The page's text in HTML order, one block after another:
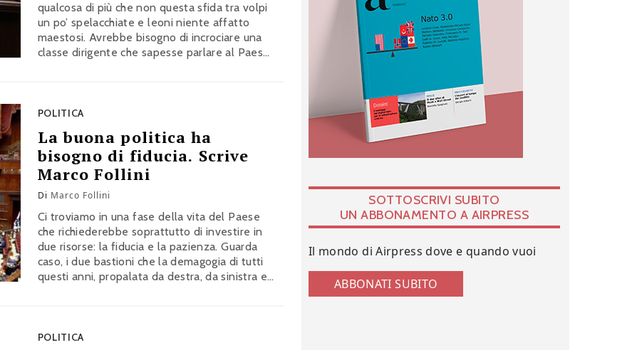
qualcosa di più che non questa sfida tra volpi
un po’ spelacchiate e leoni niente affatto
maestosi. Avrebbe bisogno di incrociare una
classe dirigente che sapesse parlare al Paese
Follini
POLITICA
La buona politica ha
bisogno di fiducia. Scrive
Marco Follini
Di Marco Follini
Ci troviamo in una fase della vita del Paese
che richiederebbe soprattutto di investire in
due risorse: la fiducia e la pazienza. Guarda
caso, i due bastioni che la demagogia di tutti
questi anni, propalata da destra, da sinistra e
POLITICA
SOTTOSCRIVI SUBITO
UN ABBONAMENTO A AIRPRESS
Il mondo di Airpress dove e quando vuoi
ABBONATI SUBITO